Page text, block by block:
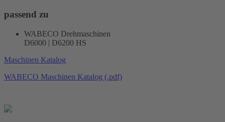
passend zu
WABECO Drehmaschinen
D6000 | D6200 HS
Maschinen Katalog
WABECO Maschinen Katalog (.pdf)